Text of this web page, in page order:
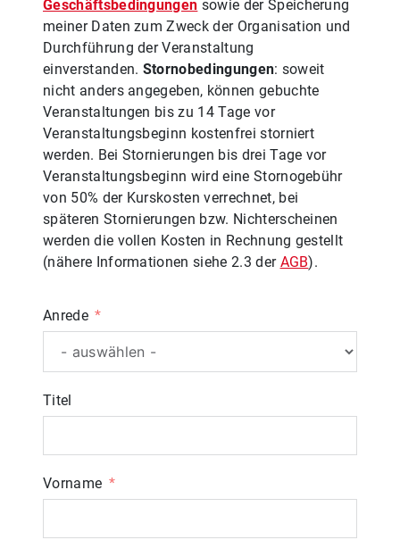
Geschäftsbedingungen sowie der Speicherung
meiner Daten zum Zweck der Organisation und
Durchführung der Veranstaltung
einverstanden. Stornobedingungen: soweit
nicht anders angegeben, können gebuchte
Veranstaltungen bis zu 14 Tage vor
Veranstaltungsbeginn kostenfrei storniert
werden. Bei Stornierungen bis drei Tage vor
Veranstaltungsbeginn wird eine Stornogebühr
von 50% der Kurskosten verrechnet, bei
späteren Stornierungen bzw. Nichterscheinen
werden die vollen Kosten in Rechnung gestellt
(nähere Informationen siehe 2.3 der AGB).
Anrede
Titel
Vorname